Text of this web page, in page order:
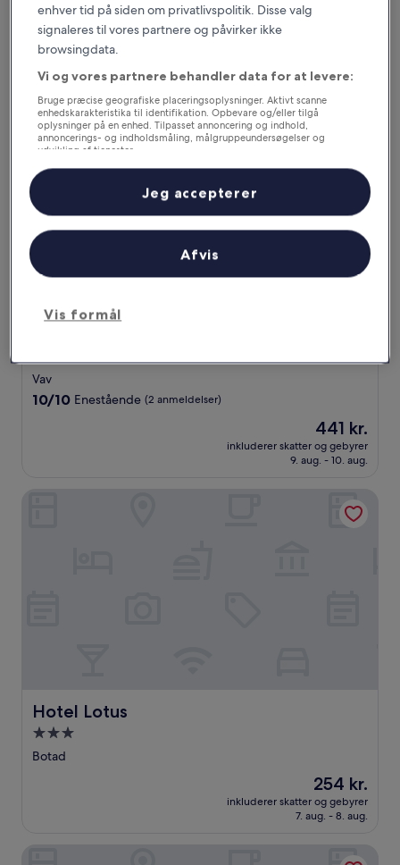
Ejendomme er valgt ud fra ægte anmeldelser fra rejsende og
popularitet blandt gæster, der har booket en overnatning i
Gadhada på Hotels.com. Disse Gadhada hoteller leverer
konsekvent komfort, beliggenhed og de rejsendes oplevelse.
Senest opdateret den6. august 2026.
stjernet
overnatningssted
Vav
10.0
anmeldelser)
10/10 Enestående (2 anmeldelser)
Prisen
er
441 kr.
441 kr.
inkluderer skatter og gebyrer
9. aug. - 10. aug.
Tree of Life Darbargadh, Dared
Hotel Lotus
Hotel Lotus
3.0-
stjernet
Botad
Prisen
er
254 kr.
254 kr.
inkluderer skatter og gebyrer
7. aug. - 8. aug.
enhver tid på siden om privatlivspolitik. Disse valg
signaleres til vores partnere og påvirker ikke
browsingdata.
Vi og vores partnere behandler data for at levere:
Bruge præcise geografiske placeringsoplysninger. Aktivt scanne
enhedskarakteristika til identifikation. Opbevare og/eller tilgå
oplysninger på en enhed. Tilpasset annoncering og indhold,
annoncerings- og indholdsmåling, målgruppeundersøgelser og
udvikling af tjenester.
Liste over partnere (leverandører)
Vis formål
Afvis
Jeg accepterer